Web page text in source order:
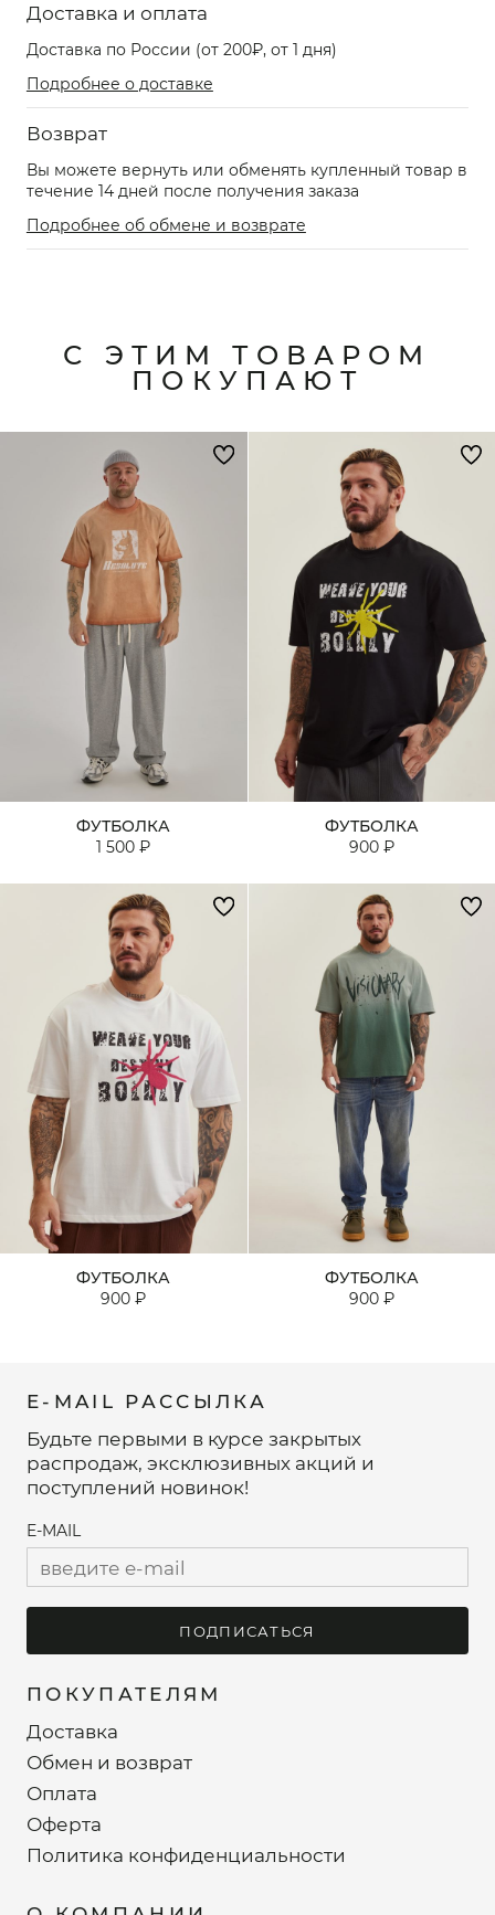
Доставка и оплата
Доставка по России (от 200₽, от 1 дня)
Подробнее о доставке
Возврат
Вы можете вернуть или обменять купленный товар в
течение 14 дней после получения заказа
Подробнее об обмене и возврате
С ЭТИМ ТОВАРОМ
ПОКУПАЮТ
ФУТБОЛКА
1 500 ₽
ФУТБОЛКА
900 ₽
ФУТБОЛКА
900 ₽
ФУТБОЛКА
900 ₽
ПОКУПАТЕЛЯМ
Доставка
Обмен и возврат
Оплата
Оферта
Политика конфиденциальности
E-MAIL РАССЫЛКА
Будьте первыми в курсе закрытых
распродаж, эксклюзивных акций и
поступлений новинок!
E-MAIL
ПОДПИСАТЬСЯ